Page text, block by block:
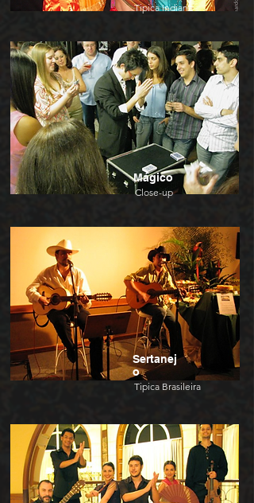
Tipica Indiana
Mágico
Close-up
Sertanej
o
Tipica Brasileira